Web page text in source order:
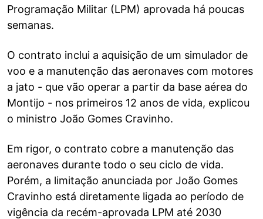
Programação Militar (LPM) aprovada há poucas
semanas.
O contrato inclui a aquisição de um simulador de
voo e a manutenção das aeronaves com motores
a jato - que vão operar a partir da base aérea do
Montijo - nos primeiros 12 anos de vida, explicou
o ministro João Gomes Cravinho.
Em rigor, o contrato cobre a manutenção das
aeronaves durante todo o seu ciclo de vida.
Porém, a limitação anunciada por João Gomes
Cravinho está diretamente ligada ao período de
vigência da recém-aprovada LPM até 2030